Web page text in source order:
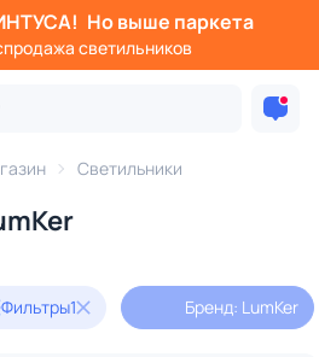
Но выше паркета
светильников
Светильники
Фильтры1 Бренд: LumKer
Фильтры